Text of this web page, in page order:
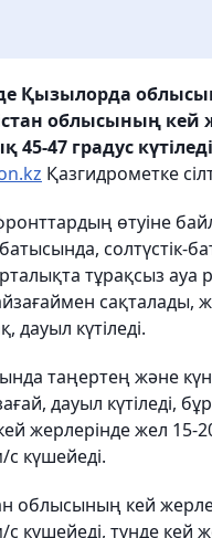
Қызылорда
облысының кей
45-47 градус
Қазгидрометке
өтуіне
солтүстік-
тұрақсыз ауа
сақталады,
дауыл күтіледі.
таңертең және
дауыл күтіледі,
жерлерінде жел 15-
с күшейеді.
облысының кей
с күшейеді, түнде кей